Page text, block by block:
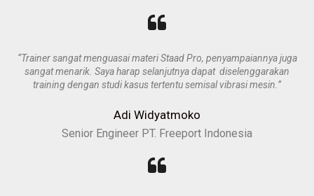
“Trainer sangat menguasai materi Staad Pro, penyampaiannya juga
sangat menarik. Saya harap selanjutnya dapat diselenggarakan
training dengan studi kasus tertentu semisal vibrasi mesin.”
Adi Widyatmoko
Senior Engineer PT. Freeport Indonesia